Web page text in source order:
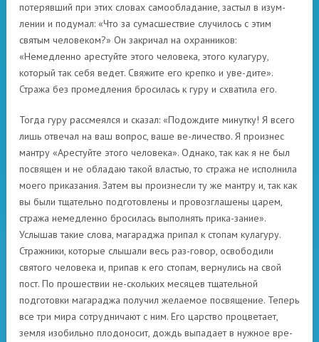
потерявший при этих словах самообладание, застыл в изум-
лении и подумал: «Что за сумасшествие случилось с этим
святым человеком?» Он закричал на охранников:
«Немедленно арестуйте этого человека, этого кулагуру,
который так себя ведет. Свяжите его крепко и уве-дите».
Стража без промедления бросилась к гуру и схватила его.
Тогда гуру рассмеялся и сказал: «Подождите минутку! Я всего
лишь отвечал на ваш вопрос, ваше ве-личество. Я произнес
мантру «Арестуйте этого человека». Однако, так как я не был
посвящен и не обладаю такой властью, то стража не исполнила
моего приказания. Затем вы произнесли ту же мантру и, так как
вы были тщательно подготовлены и провозглашены царем,
стража немедленно бросилась выполнять прика-зание».
Услышав такие слова, магараджа припал к стопам кулагуру.
Стражники, которые слышали весь раз-говор, освободили
святого человека и, припав к его стопам, вернулись на свой
пост. По прошествии не-скольких месяцев тщательной
подготовки магараджа получил желаемое посвящение. Теперь
все три мира сотрудничают с ним. Его царство процветает,
земля изобильно плодоносит, дождь выпадает в нужное вре-